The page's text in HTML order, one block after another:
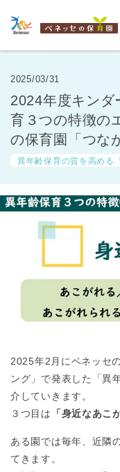
2025/03/31
2024年度キン
育３つの特徴の
の保育園「つな
異年齢保育の質を高める
2025年2月にベネッセ
ング」で発表した「異
介していきます。
３つ目は
「身近なあこ
ある園では毎年、近隣
てきます。